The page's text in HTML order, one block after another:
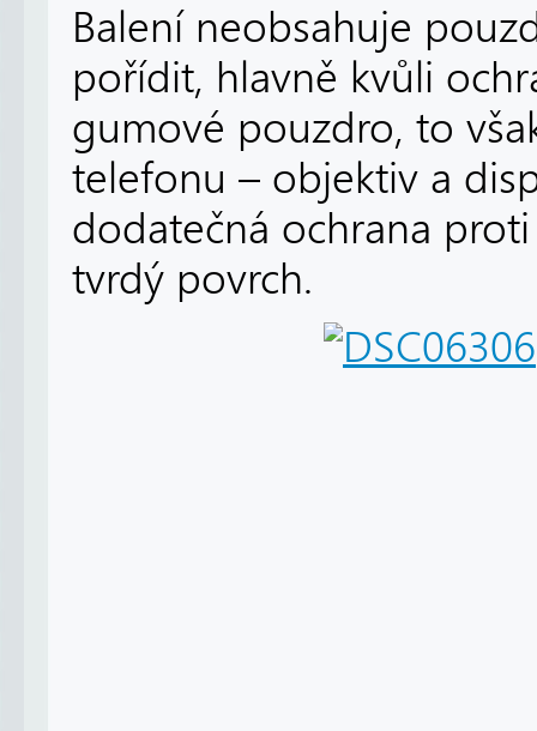
Balení neobsahuje
pořídit, hlavně kvůli
gumové pouzdro, to
telefonu – objektiv a
dodatečná ochrana
tvrdý povrch.